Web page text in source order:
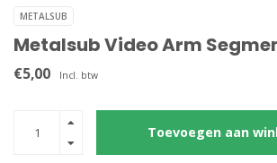
METALSUB
Metalsub Video Arm
€5,00 Incl. btw
Toevoegen aan